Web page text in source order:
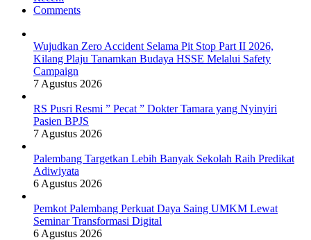
Comments
Wujudkan Zero Accident Selama Pit Stop Part II 2026,
Kilang Plaju Tanamkan Budaya HSSE Melalui Safety
Campaign
7 Agustus 2026
RS Pusri Resmi ” Pecat ” Dokter Tamara yang Nyinyiri
Pasien BPJS
7 Agustus 2026
Palembang Targetkan Lebih Banyak Sekolah Raih Predikat
Adiwiyata
6 Agustus 2026
Pemkot Palembang Perkuat Daya Saing UMKM Lewat
Seminar Transformasi Digital
6 Agustus 2026